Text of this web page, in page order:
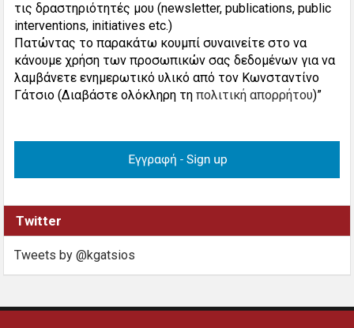
τις δραστηριότητές μου (newsletter, publications, public
interventions, initiatives etc.)
Πατώντας το παρακάτω κουμπί συναινείτε στο να
κάνουμε χρήση των προσωπικών σας δεδομένων για να
λαμβάνετε ενημερωτικό υλικό από τον Κωνσταντίνο
Γάτσιο (Διαβάστε ολόκληρη τηπολιτική απορρήτου)”
Twitter
Tweets by @kgatsios